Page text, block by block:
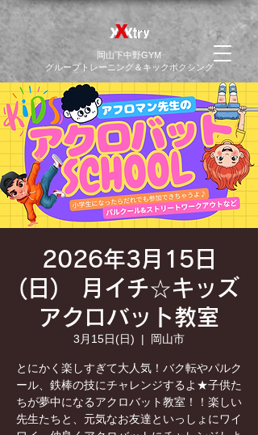
​岡山下中野GYM
グループトレーニング＆キックボクシング
2026年3月15日
(日) 月イチ☆キッズ
アクロバット教室
3月15日(日)
  |
岡山市
とにかく楽しすぎて大人気！バク転やパルク
ール、鉄棒の技にチャレンジするよ★子供た
ちが夢中になるアクロバット教室！！楽しい
先生たちと、元気なお友達といっしょにワイ